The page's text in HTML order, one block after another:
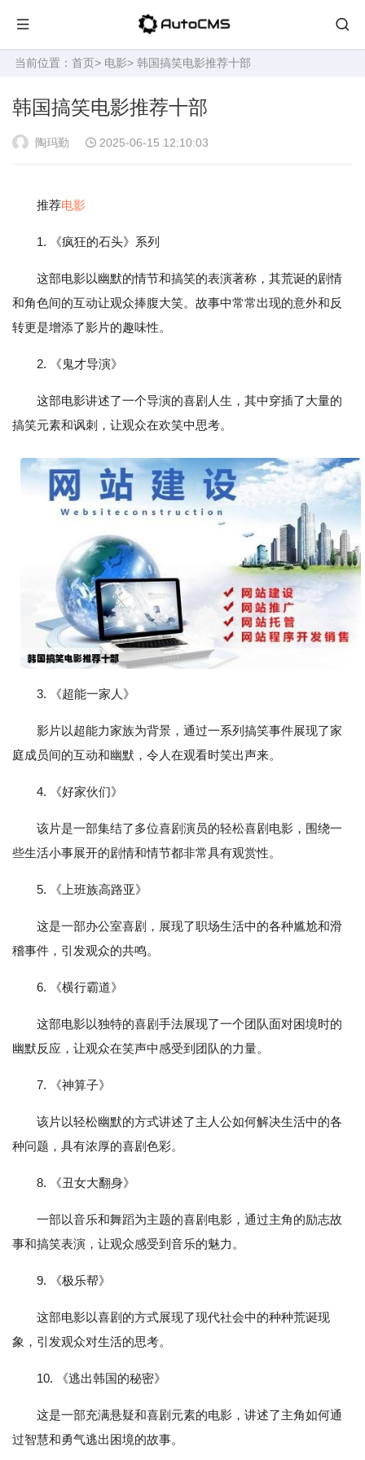
当前位置： 首页> 电影> 韩国搞笑电影推荐十部
韩国搞笑电影推荐十部
陶玛勤 2025-06-15 12:10:03
推荐电影
1. 《疯狂的石头》系列
这部电影以幽默的情节和搞笑的表演著称，其荒诞的剧情
和角色间的互动让观众捧腹大笑。故事中常常出现的意外和反
转更是增添了影片的趣味性。
2. 《鬼才导演》
这部电影讲述了一个导演的喜剧人生，其中穿插了大量的
搞笑元素和讽刺，让观众在欢笑中思考。
3. 《超能一家人》
影片以超能力家族为背景，通过一系列搞笑事件展现了家
庭成员间的互动和幽默，令人在观看时笑出声来。
4. 《好家伙们》
该片是一部集结了多位喜剧演员的轻松喜剧电影，围绕一
些生活小事展开的剧情和情节都非常具有观赏性。
5. 《上班族高路亚》
这是一部办公室喜剧，展现了职场生活中的各种尴尬和滑
稽事件，引发观众的共鸣。
6. 《横行霸道》
这部电影以独特的喜剧手法展现了一个团队面对困境时的
幽默反应，让观众在笑声中感受到团队的力量。
7. 《神算子》
该片以轻松幽默的方式讲述了主人公如何解决生活中的各
种问题，具有浓厚的喜剧色彩。
8. 《丑女大翻身》
一部以音乐和舞蹈为主题的喜剧电影，通过主角的励志故
事和搞笑表演，让观众感受到音乐的魅力。
9. 《极乐帮》
这部电影以喜剧的方式展现了现代社会中的种种荒诞现
象，引发观众对生活的思考。
10. 《逃出韩国的秘密》
这是一部充满悬疑和喜剧元素的电影，讲述了主角如何通
过智慧和勇气逃出困境的故事。